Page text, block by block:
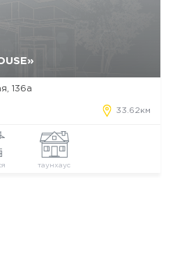
136а
33.62км
таунхаус